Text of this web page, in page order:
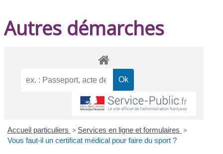
Autres démarches
Accueil particuliers > Services en ligne et formulaires >
Vous faut-il un certificat médical pour faire du sport ?